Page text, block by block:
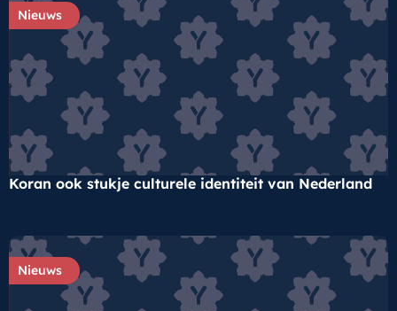
Nieuws
Koran ook stukje culturele identiteit van Nederland
Nieuws